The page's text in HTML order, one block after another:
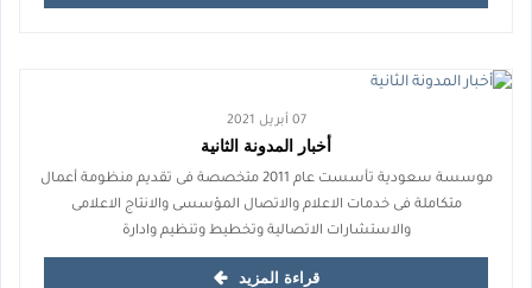
07 أبريل 2021
أخبار المدونة الثانية
موسسة سعودية تأسست عام 2011 متخصصة فى تقديم منظومة أعمال
متكاملة فى خدمات الاعلام والاتصال المؤسسى والانتاج الاعلامى
والاستشارات الاتصالية وتخطيط وتنظيم وادارة
قراءة المزيد